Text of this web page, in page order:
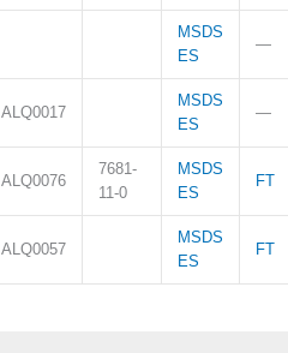
MSDS
ES
—
ALQ0017
MSDS
ES
—
ALQ0076
7681-
11-0
MSDS
ES
FT
ALQ0057
MSDS
ES
FT